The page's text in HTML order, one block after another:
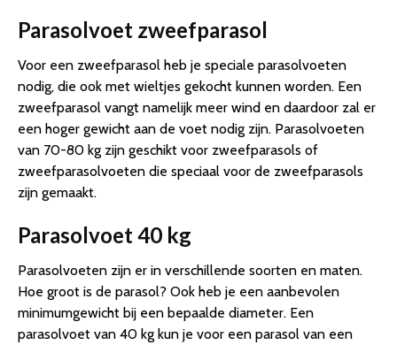
Parasolvoet zweefparasol
Voor een zweefparasol heb je speciale parasolvoeten
nodig, die ook met wieltjes gekocht kunnen worden. Een
zweefparasol vangt namelijk meer wind en daardoor zal er
een hoger gewicht aan de voet nodig zijn. Parasolvoeten
van 70-80 kg zijn geschikt voor zweefparasols of
zweefparasolvoeten die speciaal voor de zweefparasols
zijn gemaakt.
Parasolvoet 40 kg
Parasolvoeten zijn er in verschillende soorten en maten.
Hoe groot is de parasol? Ook heb je een aanbevolen
minimumgewicht bij een bepaalde diameter. Een
parasolvoet van 40 kg kun je voor een parasol van een